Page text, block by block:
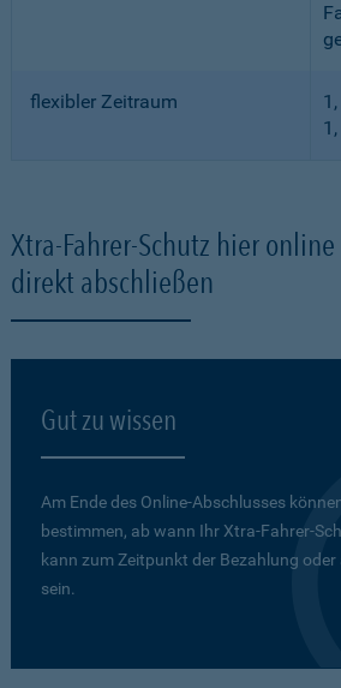
flexibler Zeitraum
Xtra-Fahrer-Schutz hier
direkt abschließen
Gut zu wissen
Am Ende des Online-Abschlusses
bestimmen, ab wann Ihr Xtra-Fahrer-
kann zum Zeitpunkt der Bezahlung
sein.